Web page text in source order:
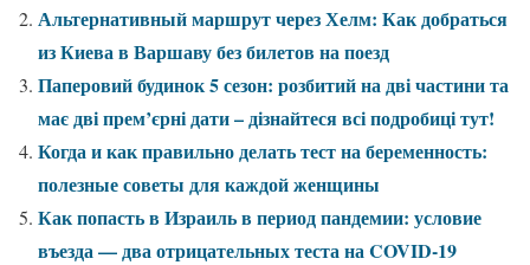
Альтернативный маршрут через Хелм: Как добраться
из Киева в Варшаву без билетов на поезд
Паперовий будинок 5 сезон: розбитий на дві частини та
має дві прем’єрні дати – дізнайтеся всі подробиці тут!
Когда и как правильно делать тест на беременность:
полезные советы для каждой женщины
Как попасть в Израиль в период пандемии: условие
въезда — два отрицательных теста на COVID-19